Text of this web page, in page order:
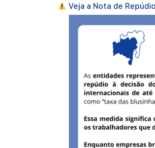
Veja a Nota de